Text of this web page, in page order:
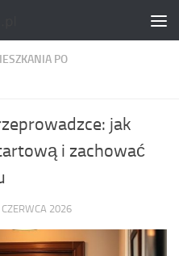
PO
jak
i zachować
CZERWCA 2026